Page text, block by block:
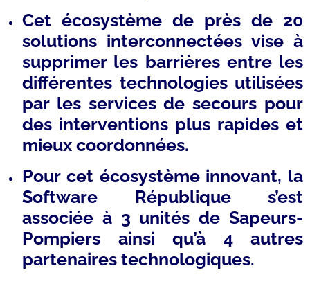
Cet écosystème de près de 20
solutions interconnectées vise à
supprimer les barrières entre les
différentes technologies utilisées
par les services de secours pour
des interventions plus rapides et
mieux coordonnées.
Pour cet écosystème innovant, la
Software République s’est
associée à 3 unités de Sapeurs-
Pompiers ainsi qu’à 4 autres
partenaires technologiques.